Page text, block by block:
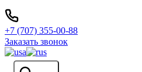
+7 (707) 355-00-88
Заказать звонок